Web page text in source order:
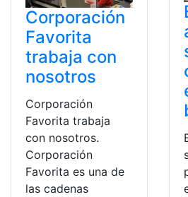
Corporación
Favorita
trabaja con
nosotros
Corporación
Favorita trabaja
con nosotros.
Corporación
Favorita es una de
las cadenas